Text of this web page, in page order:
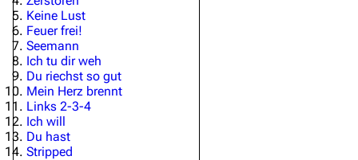
Keine Lust
Feuer frei!
Seemann
Ich tu dir weh
Du riechst so gut
Mein Herz brennt
Links 2-3-4
Ich will
Du hast
Stripped